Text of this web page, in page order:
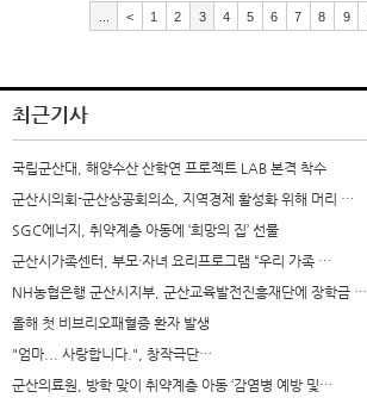
< 1 2 3 4 5 6 7 8 9
최근기사
국립군산대, 해양수산 산학연 프로젝트 LAB 본격 착수
군산시의회-군산상공회의소, 지역경제 활성화 위해 머리 …
SGC에너지, 취약계층 아동에 ‘희망의 집’ 선물
군산시가족센터, 부모·자녀 요리프로그램 “우리 가족 …
NH농협은행 군산시지부, 군산교육발전진흥재단에 장학금 …
올해 첫 비브리오패혈증 환자 발생
"엄마... 사랑합니다.", 창작극단…
군산의료원, 방학 맞이 취약계층 아동 ‘감염병 예방 및…